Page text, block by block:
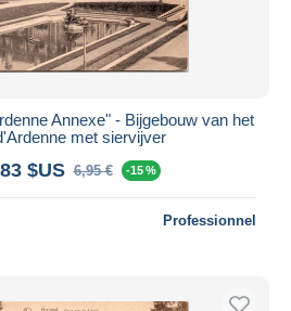
Annexe" - Bijgebouw van het
met siervijver
$US 6,95 € -15 %
Professionnel